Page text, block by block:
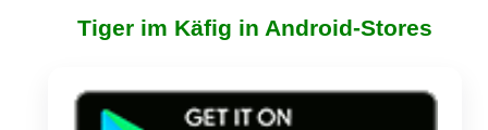
Tiger im Käfig in Android-Stores